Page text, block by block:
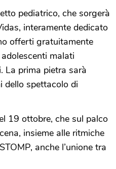
pediatrico, che sorgerà
interamente dedicato
offerti gratuitamente
malati
La prima pietra sarà
dello spettacolo di
19 ottobre, che sul palco
insieme alle ritmiche
anche l’unione tra